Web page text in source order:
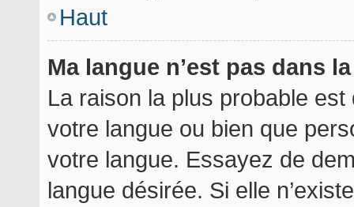
Haut
Ma langue n’est pas dans
La raison la plus probable est
votre langue ou bien que
votre langue. Essayez de
langue désirée. Si elle